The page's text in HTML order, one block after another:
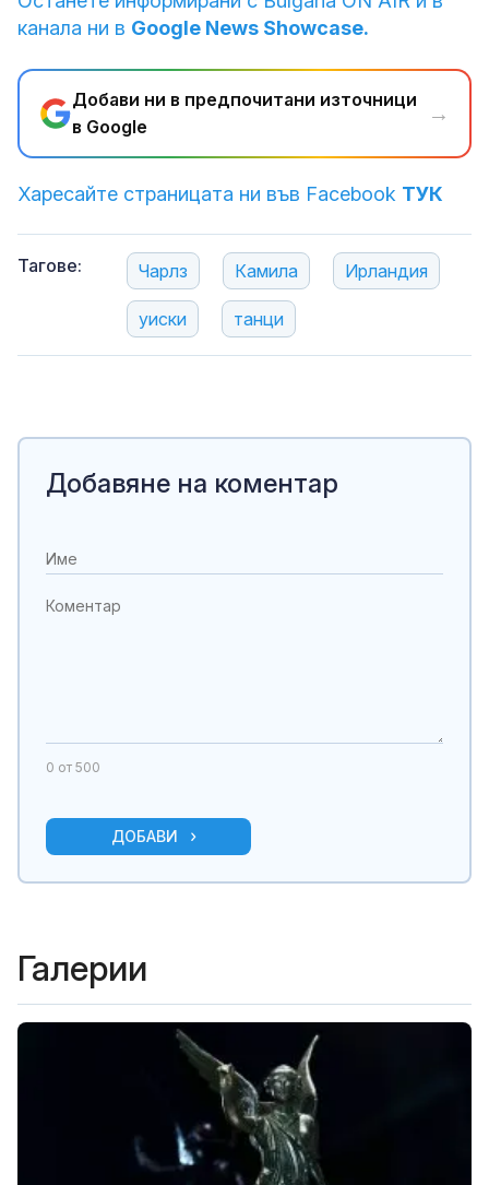
канала ни в Google News Showcase.
Добави ни в предпочитани източници
в Google
→
Харесайте страницата ни във Facebook ТУК
Тагове: Чарлз Камила Ирландия
уиски танци
Добавяне на коментар
0 от 500
ДОБАВИ
Галерии